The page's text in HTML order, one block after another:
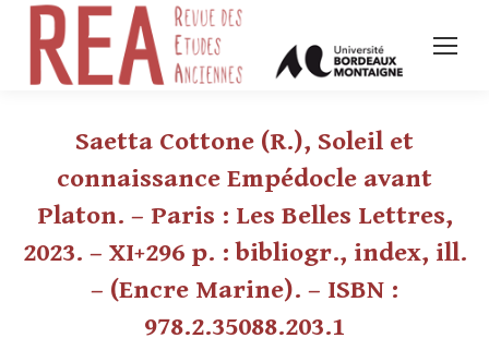
Saetta Cottone (R.), Soleil et
connaissance Empédocle avant
Platon. – Paris : Les Belles Lettres,
2023. – XI+296 p. : bibliogr., index, ill.
– (Encre Marine). – ISBN :
978.2.35088.203.1